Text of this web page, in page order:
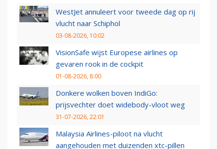
WestJet annuleert voor tweede dag op rij
vlucht naar Schiphol
03-08-2026, 10:02
VisionSafe wijst Europese airlines op
gevaren rook in de cockpit
01-08-2026, 8:00
Donkere wolken boven IndiGo:
prijsvechter doet widebody-vloot weg
31-07-2026, 22:01
Malaysia Airlines-piloot na vlucht
aangehouden met duizenden xtc-pillen